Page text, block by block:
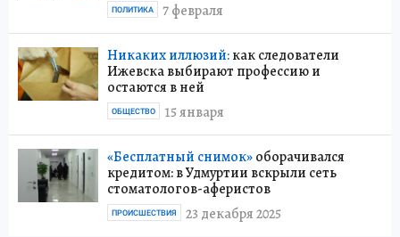
7 февраля
ПОЛИТИКА
Никаких иллюзий:как следователи
Ижевска выбирают профессию и
остаются в ней
15 января
ОБЩЕСТВО
«Бесплатный снимок»оборачивался
кредитом: в Удмуртии вскрыли сеть
стоматологов-аферистов
23 декабря 2025
ПРОИСШЕСТВИЯ